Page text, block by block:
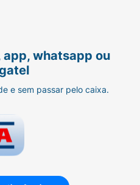
app, whatsapp ou
e sem passar pelo caixa.